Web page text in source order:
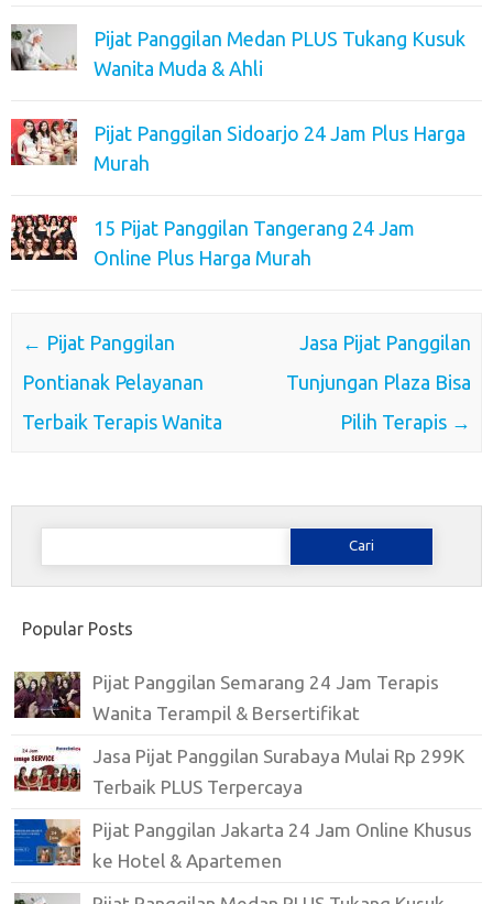
Pijat Panggilan Medan PLUS Tukang Kusuk
Wanita Muda & Ahli
Pijat Panggilan Sidoarjo 24 Jam Plus Harga
Murah
15 Pijat Panggilan Tangerang 24 Jam
Online Plus Harga Murah
Post navigation
← Pijat Panggilan
Pontianak Pelayanan
Terbaik Terapis Wanita
Jasa Pijat Panggilan
Tunjungan Plaza Bisa
Pilih Terapis →
Cari
Popular Posts
Pijat Panggilan Semarang 24 Jam Terapis
Wanita Terampil & Bersertifikat
Jasa Pijat Panggilan Surabaya Mulai Rp 299K
Terbaik PLUS Terpercaya
Pijat Panggilan Jakarta 24 Jam Online Khusus
ke Hotel & Apartemen